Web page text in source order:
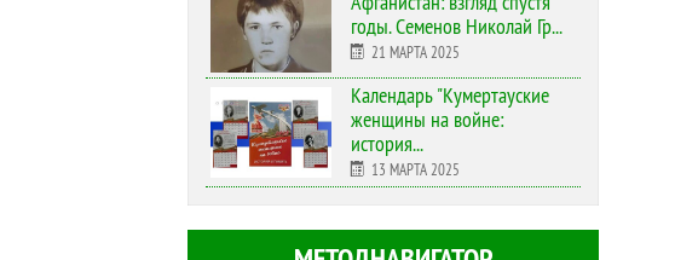
годы. Семенов Николай Гр...
21 МАРТА 2025
Календарь "Кумертауские
женщины на войне:
история...
13 МАРТА 2025